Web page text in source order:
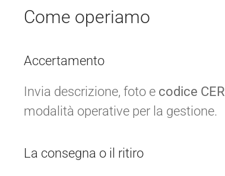
Come operiamo
Accertamento
Invia descrizione, foto e codice CER
modalità operative per la gestione.
La consegna o il ritiro